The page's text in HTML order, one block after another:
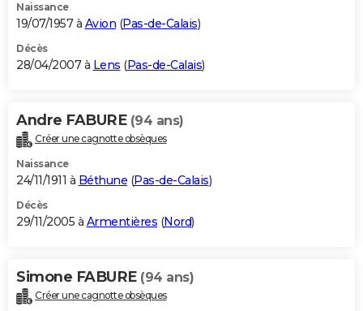
Naissance
19/07/1957 à Avion (Pas-de-Calais)
Décès
28/04/2007 à Lens (Pas-de-Calais)
Andre FABURE (94 ans)
Créer une cagnotte obsèques
Naissance
24/11/1911 à Béthune (Pas-de-Calais)
Décès
29/11/2005 à Armentières (Nord)
Simone FABURE (94 ans)
Créer une cagnotte obsèques